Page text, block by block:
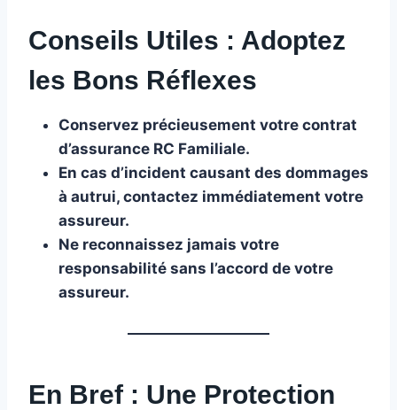
Conseils Utiles : Adoptez
les Bons Réflexes
Conservez précieusement votre contrat
d’assurance RC Familiale.
En cas d’incident causant des dommages
à autrui, contactez immédiatement votre
assureur.
Ne reconnaissez jamais votre
responsabilité sans l’accord de votre
assureur.
En Bref : Une Protection